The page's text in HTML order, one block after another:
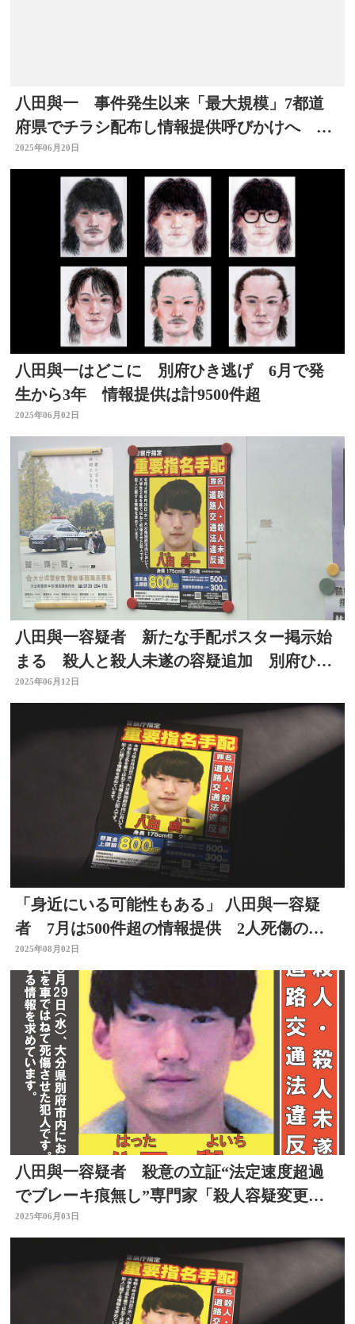
八田與一 事件発生以来「最大規模」7都道
府県でチラシ配布し情報提供呼びかけへ 別
府ひき逃げ 大分
2025年06月20日
八田與一はどこに 別府ひき逃げ 6月で発
生から3年 情報提供は計9500件超
2025年06月02日
八田與一容疑者 新たな手配ポスター掲示始
まる 殺人と殺人未遂の容疑追加 別府ひき
逃げ事件 大分
2025年06月12日
「身近にいる可能性もある」 八田與一容疑
者 7月は500件超の情報提供 2人死傷のひ
き逃げ事件 大分
2025年08月02日
八田與一容疑者 殺意の立証“法定速度超過
でブレーキ痕無し”専門家「殺人容疑変更は
メッセージ」大分
2025年06月03日